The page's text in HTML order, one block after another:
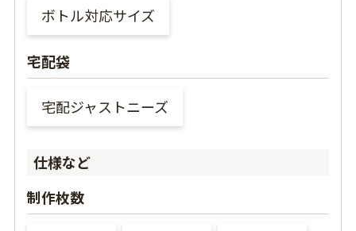
ボトル対応サイズ
宅配袋
宅配ジャストニーズ
仕様など
制作枚数